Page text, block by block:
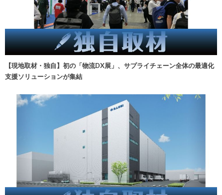
【現地取材・独自】初の「物流DX展」、サプライチェーン全体の最適化
支援ソリューションが集結